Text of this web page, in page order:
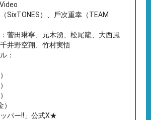
SixTONES）、⼾次重幸（TEAM
菅⽥琳寧、元⽊湧、松尾⿓、⼤⻄⾵
井野空翔、⽵村実悟
：
ッパー!!」公式X★